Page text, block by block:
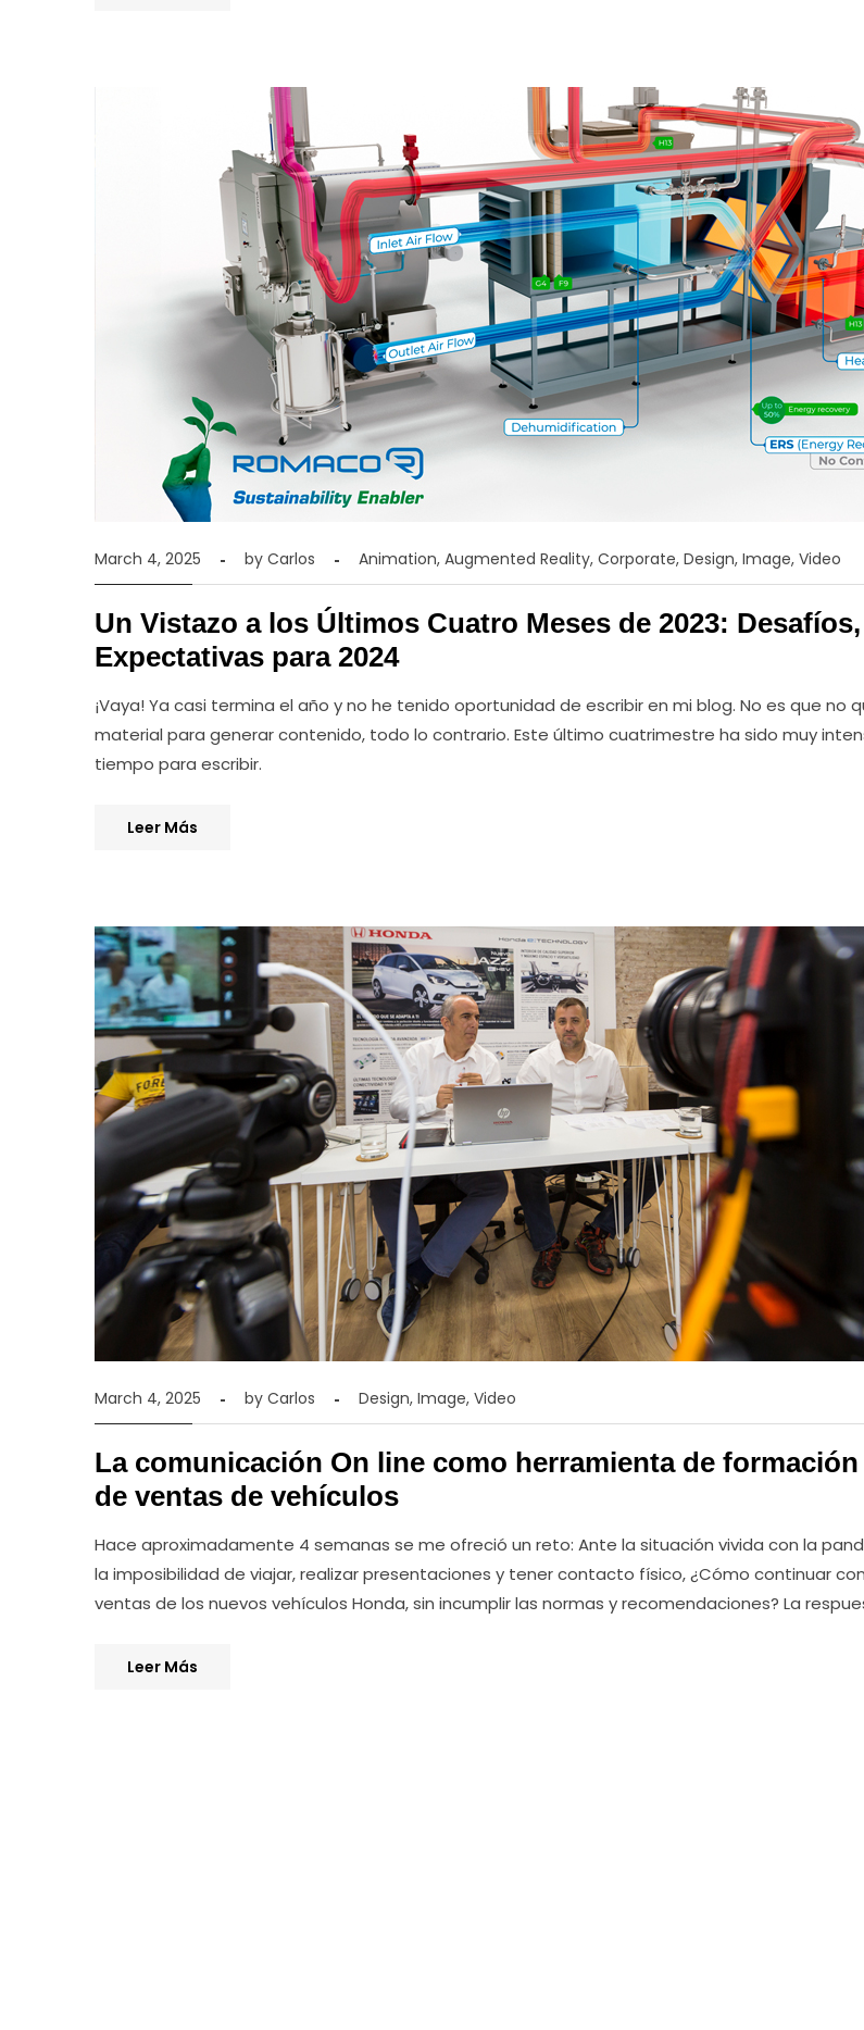
March 4, 2025 by Carlos Animation, Augmented Reality, Corporate, Design, Image, Video
Un Vistazo a los Últimos Cuatro Meses de 2023:
Expectativas para 2024
¡Vaya! Ya casi termina el año y no he tenido oportunidad de escribir en mi blog. No es que no
material para generar contenido, todo lo contrario. Este último cuatrimestre ha sido muy
tiempo para escribir.
Leer Más
March 4, 2025 by Carlos Design, Image, Video
La comunicación On line como herramienta de
de ventas de vehículos
Hace aproximadamente 4 semanas se me ofreció un reto: Ante la situación vivida con la
la imposibilidad de viajar, realizar presentaciones y tener contacto físico, ¿Cómo continuar
ventas de los nuevos vehículos Honda, sin incumplir las normas y recomendaciones? La
Leer Más